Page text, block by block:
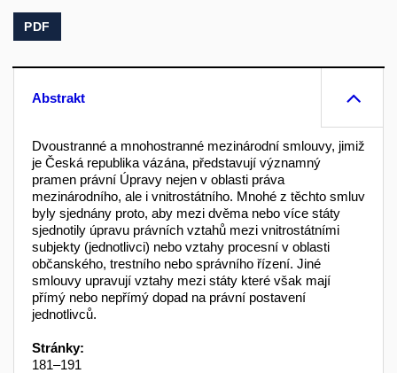
PDF
Abstrakt
Dvoustranné a mnohostranné mezinárodní smlouvy, jimiž
je Česká republika vázána, představují významný
pramen právní Úpravy nejen v oblasti práva
mezinárodního, ale i vnitrostátního. Mnohé z těchto smluv
byly sjednány proto, aby mezi dvěma nebo více státy
sjednotily úpravu právních vztahů mezi vnitrostátními
subjekty (jednotlivci) nebo vztahy procesní v oblasti
občanského, trestního nebo správního řízení. Jiné
smlouvy upravují vztahy mezi státy které však mají
přímý nebo nepřímý dopad na právní postavení
jednotlivců.
Stránky:
181–191